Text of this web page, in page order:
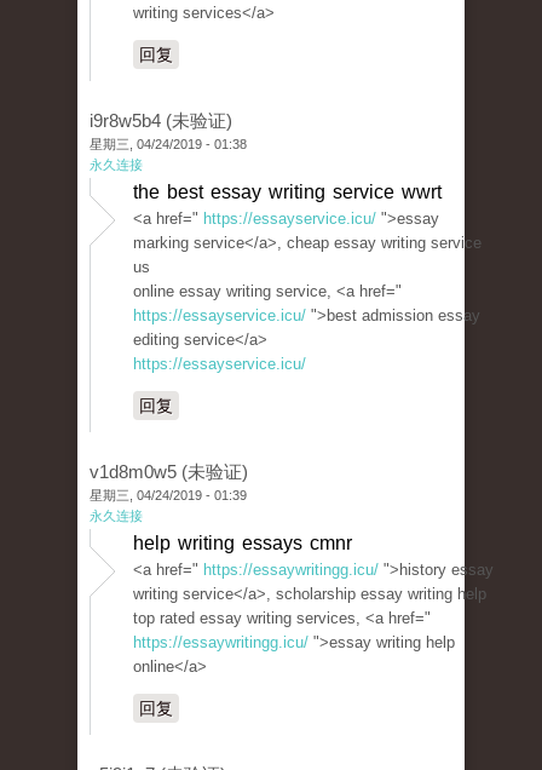
writing services</a>
回复
i9r8w5b4 (未验证)
星期三, 04/24/2019 - 01:38
永久连接
the best essay writing service wwrt
<a href=" https://essayservice.icu/ ">essay
marking service</a>, cheap essay writing service
us
online essay writing service, <a href="
https://essayservice.icu/ ">best admission essay
editing service</a>
https://essayservice.icu/
回复
v1d8m0w5 (未验证)
星期三, 04/24/2019 - 01:39
永久连接
help writing essays cmnr
<a href=" https://essaywritingg.icu/ ">history essay
writing service</a>, scholarship essay writing help
top rated essay writing services, <a href="
https://essaywritingg.icu/ ">essay writing help
online</a>
回复